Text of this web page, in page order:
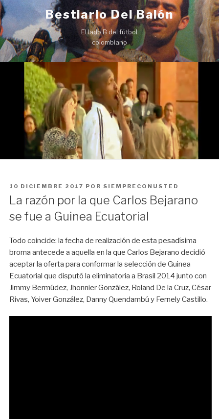
Ir
al
contenido
Bestiario Del Balón
El lado B del fútbol
colombiano
PUBLICADO
EN
10 DICIEMBRE 2017 POR SIEMPRECONUSTED
La razón por la que Carlos Bejarano
se fue a Guinea Ecuatorial
Todo coincide: la fecha de realización de esta pesadísima
broma antecede a aquella en la que Carlos Bejarano decidió
aceptar la oferta para conformar la selección de Guinea
Ecuatorial que disputó la eliminatoria a Brasil 2014 junto con
Jimmy Bermúdez, Jhonnier González, Roland De la Cruz, César
Rivas, Yoiver González, Danny Quendambú y Fernely Castillo.